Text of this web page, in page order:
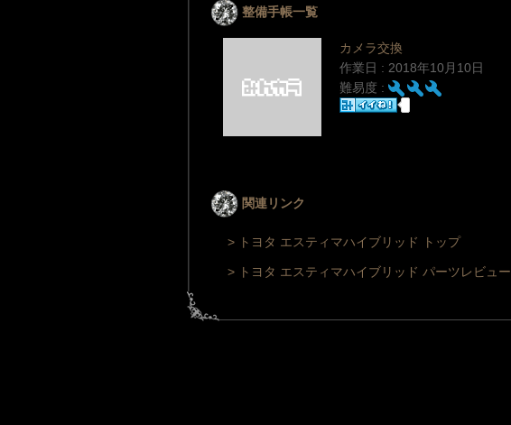
整備手帳一覧
カメラ交換
作業日 : 2018年10月10日
難易度 :
関連リンク
> トヨタ エスティマハイブリッド トップ
> トヨタ エスティマハイブリッド パーツレビュー